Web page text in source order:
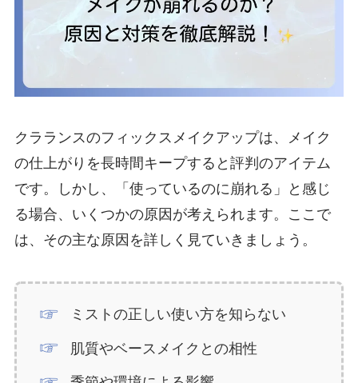
クラランスのフィックスメイクアップは、メイク
の仕上がりを長時間キープすると評判のアイテム
です。しかし、「使っているのに崩れる」と感じ
る場合、いくつかの原因が考えられます。ここで
は、その主な原因を詳しく見ていきましょう。
ミストの正しい使い方を知らない
肌質やベースメイクとの相性